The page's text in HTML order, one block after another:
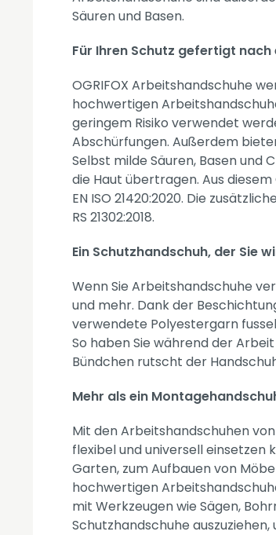
Säuren und Basen.
Für Ihren Schutz gefertigt
OGRIFOX Arbeitshandschuhe
hochwertigen
geringem Risiko verwendet
Abschürfungen. Außerdem
Selbst milde Säuren, Basen
die Haut übertragen. Aus
EN ISO 21420:2020. Die
RS 21302:2018.
Ein Schutzhandschuh, der Sie
Wenn Sie Arbeitshandschuhe
und mehr. Dank der
verwendete Polyestergarn
So haben Sie während der
Bündchen rutscht der
Mehr als ein
Mit den Arbeitshandschuhen
flexibel und universell einsetzen
Garten, zum Aufbauen von
hochwertigen
mit Werkzeugen wie Sägen,
Schutzhandschuhe